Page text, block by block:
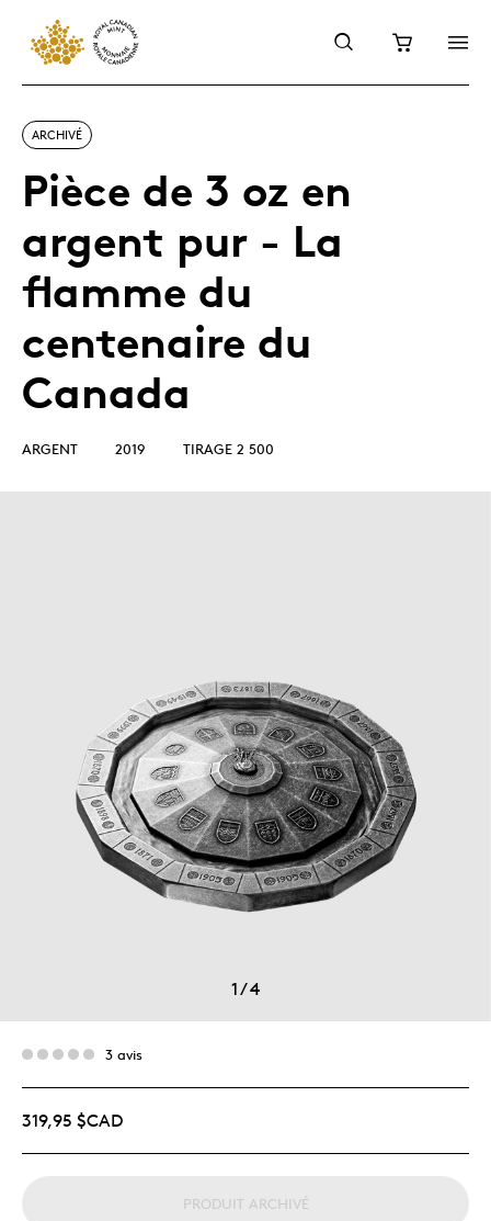
ARCHIVÉ
Pièce de 3 oz en
argent pur - La
flamme du
centenaire du
Canada
ARGENT 2019 TIRAGE 2 500
1/4
3 avis
319,95 $CAD
PRODUIT ARCHIVÉ